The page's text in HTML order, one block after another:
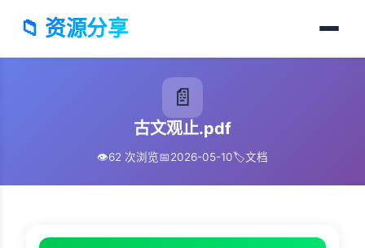
📁 资源分享
📄
古文观止.pdf
👁️62 次浏览📅2026-05-10🏷️文档